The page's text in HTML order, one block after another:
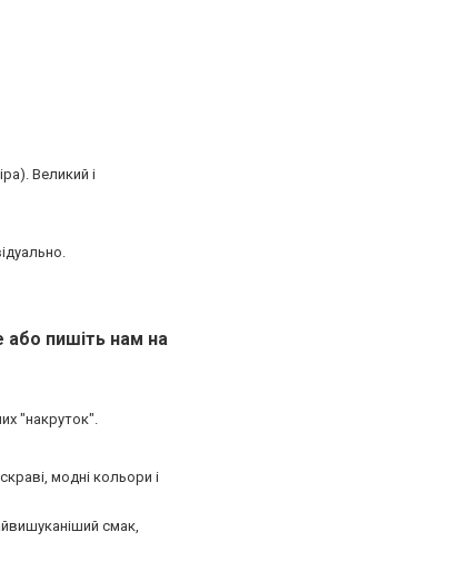
Великий і
або пишіть нам на
"накруток".
модні кольори і
смак,